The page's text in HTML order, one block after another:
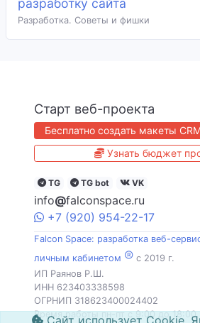
разработку сайта
Разработка. Советы и фишки
Старт веб-проекта
Бесплатно создать макеты
Узнать бюджет
TG TG bot VK
info@falconspace.ru
+7 (920) 954-22-17
Falcon Space: разработка веб-
личным кабинетом ® c 2019 г.
ИП Раянов Р.Ш.
ИНН 623403338598
ОГРНИП 318623400024402
Время работы пн-пт с 9:00 до 18:00